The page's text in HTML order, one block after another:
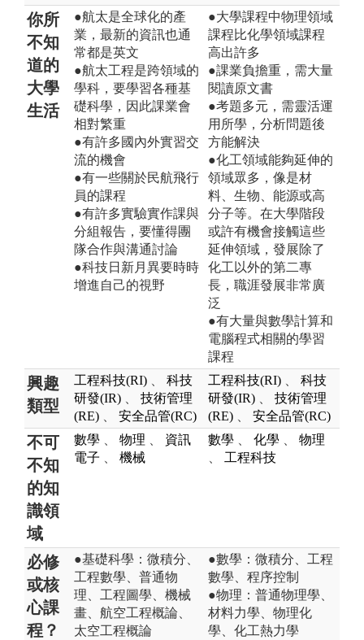
你所
不知
道的
大學
生活
●航太是全球化的產
業，最新的資訊也通
常都是英文
●航太工程是跨領域的
學科，要學習各種基
礎科學，因此課業會
相對繁重
●有許多國內外實習交
流的機會
●有一些關於民航飛行
員的課程
●有許多實驗實作課與
分組報告，要懂得團
隊合作與溝通討論
●科技日新月異要時時
增進自己的視野
●大學課程中物理領域
課程比化學領域課程
高出許多
●課業負擔重，需大量
閱讀原文書
●考題多元，需靈活運
用所學，分析問題後
方能解決
●化工領域能夠延伸的
領域眾多，像是材
料、生物、能源或高
分子等。在大學階段
或許有機會接觸這些
延伸領域，發展除了
化工以外的第二專
長，職涯發展非常廣
泛
●有大量與數學計算和
電腦程式相關的學習
課程
興趣
類型
工程科技(RI)
科技
研發(IR)
技術管理
(RE)
安全品管(RC)
工程科技(RI)
科技
研發(IR)
技術管理
(RE)
安全品管(RC)
不可
不知
的知
識領
域
數學 物理
資訊
電子
機械
數學 化學
物理
工程科技
必修
或核
心課
程？
●基礎科學：微積分、
工程數學、普通物
理、工程圖學、機械
畫、航空工程概論、
太空工程概論
●數學：微積分、工程
數學、程序控制
●物理：普通物理學、
材料力學、物理化
學、化工熱力學